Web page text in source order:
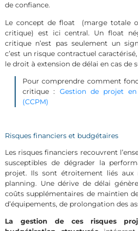
de confiance.
Le concept de float (marge totale
critique) est ici central. Un float
critique n’est pas seulement un
c’est un risque contractuel
le droit à extension de délai en cas de
Pour comprendre comment
critique : Gestion de projet
(CCPM)
Risques financiers et budgétaires
Les risques financiers recouvrent
susceptibles de dégrader la
projet. Ils sont étroitement liés aux
planning. Une dérive de délai
coûts supplémentaires de maintien
d’équipements, de prolongation des
La gestion de ces risques